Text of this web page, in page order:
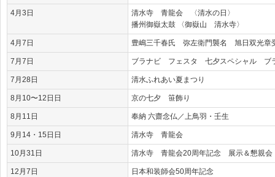
4月3日
清水寺 青龍会 〈清水の日〉
播州御嶽太鼓 〈御嶽山 清水寺〉
4月7日 豊嶋三千春氏 弥左衛門襲名 旭日双光章
7月7日 ブラナビ フェスタ 七夕スペシャル ブ
7月28日 清水ふれあい夏まつり
8月10〜12日日 京の七夕 笹飾り
8月11日 奉納 六齋念仏／上鳥羽・壬生
9月14・15日日 清水寺 青龍会
10月31日 清水寺 青龍会20周年記念 展示＆懇親会
12月7日 日本和装師会50周年記念